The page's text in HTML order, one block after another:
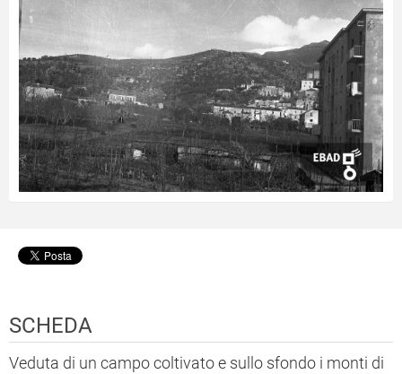
SCHEDA
Veduta di un campo coltivato e sullo sfondo i monti di